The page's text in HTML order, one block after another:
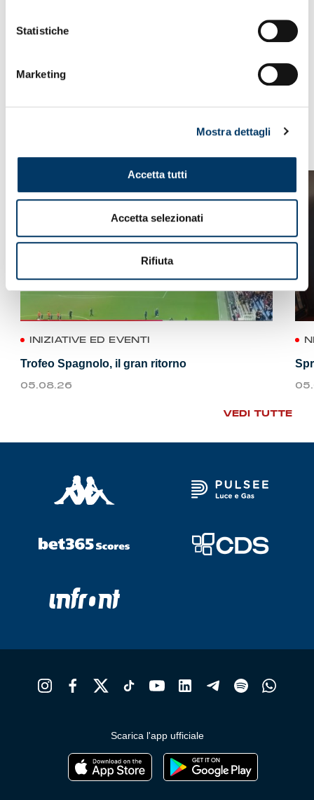
Statistiche
Marketing
Mostra dettagli
Accetta tutti
Accetta selezionati
Rifiuta
INIZIATIVE ED EVENTI
Trofeo Spagnolo, il gran ritorno
05.08.26
VEDI TUTTE
Scarica l'app ufficiale